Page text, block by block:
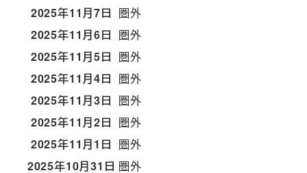
2025年11月7日 圏外
2025年11月6日 圏外
2025年11月5日 圏外
2025年11月4日 圏外
2025年11月3日 圏外
2025年11月2日 圏外
2025年11月1日 圏外
2025年10月31日 圏外